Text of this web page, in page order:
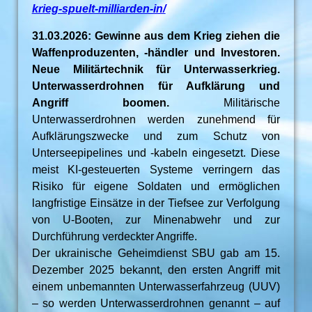
krieg-spuelt-milliarden-in/
31.03.2026: Gewinne aus dem Krieg ziehen die
Waffenproduzenten, -händler und Investoren.
Neue Militärtechnik für Unterwasserkrieg.
Unterwasserdrohnen für Aufklärung und
Angriff boomen. Militärische
Unterwasserdrohnen werden zunehmend für
Aufklärungszwecke und zum Schutz von
Unterseepipelines und -kabeln eingesetzt. Diese
meist KI-gesteuerten Systeme verringern das
Risiko für eigene Soldaten und ermöglichen
langfristige Einsätze in der Tiefsee zur Verfolgung
von U-Booten, zur Minenabwehr und zur
Durchführung verdeckter Angriffe.
Der ukrainische Geheimdienst SBU gab am 15.
Dezember 2025 bekannt, den ersten Angriff mit
einem unbemannten Unterwasserfahrzeug (UUV)
– so werden Unterwasserdrohnen genannt – auf